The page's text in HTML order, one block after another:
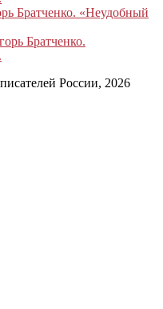
Братченко. «Неудобный
Братченко.
России, 2026